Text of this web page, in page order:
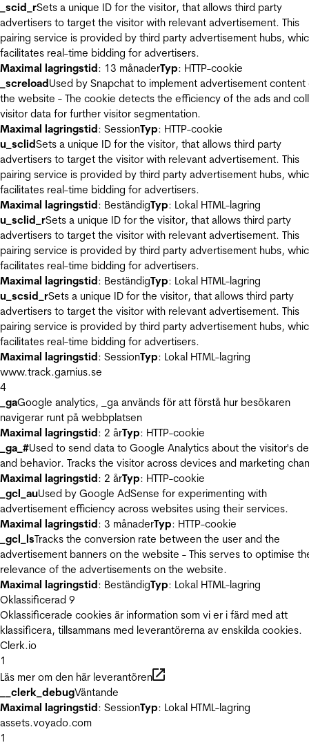
_scid_rSets a unique ID for the visitor, that allows third party
advertisers to target the visitor with relevant advertisement. This
pairing service is provided by third party advertisement hubs,
facilitates real-time bidding for advertisers.
Maximal lagringstid: 13 månaderTyp: HTTP-cookie
_screloadUsed by Snapchat to implement advertisement content
the website - The cookie detects the efficiency of the ads and
visitor data for further visitor segmentation.
Maximal lagringstid: SessionTyp: HTTP-cookie
u_sclidSets a unique ID for the visitor, that allows third party
advertisers to target the visitor with relevant advertisement. This
pairing service is provided by third party advertisement hubs,
facilitates real-time bidding for advertisers.
Maximal lagringstid: BeständigTyp: Lokal HTML-lagring
u_sclid_rSets a unique ID for the visitor, that allows third party
advertisers to target the visitor with relevant advertisement. This
pairing service is provided by third party advertisement hubs,
facilitates real-time bidding for advertisers.
Maximal lagringstid: BeständigTyp: Lokal HTML-lagring
u_scsid_rSets a unique ID for the visitor, that allows third party
advertisers to target the visitor with relevant advertisement. This
pairing service is provided by third party advertisement hubs,
facilitates real-time bidding for advertisers.
Maximal lagringstid: SessionTyp: Lokal HTML-lagring
www.track.garnius.se
4
_gaGoogle analytics, _ga används för att förstå hur besökaren
navigerar runt på webbplatsen
Maximal lagringstid: 2 årTyp: HTTP-cookie
_ga_#Used to send data to Google Analytics about the visitor's
and behavior. Tracks the visitor across devices and marketing
Maximal lagringstid: 2 årTyp: HTTP-cookie
_gcl_auUsed by Google AdSense for experimenting with
advertisement efficiency across websites using their services.
Maximal lagringstid: 3 månaderTyp: HTTP-cookie
_gcl_lsTracks the conversion rate between the user and the
advertisement banners on the website - This serves to optimise
relevance of the advertisements on the website.
Maximal lagringstid: BeständigTyp: Lokal HTML-lagring
Oklassificerad 9
Oklassificerade cookies är information som vi er i färd med att
klassificera, tillsammans med leverantörerna av enskilda cookies.
Clerk.io
1
Läs mer om den här leverantören
__clerk_debugVäntande
Maximal lagringstid: SessionTyp: Lokal HTML-lagring
assets.voyado.com
1